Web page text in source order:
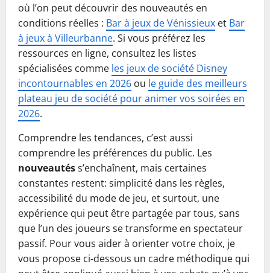
où l’on peut découvrir des nouveautés en
conditions réelles : Bar à jeux de Vénissieux et Bar
à jeux à Villeurbanne. Si vous préférez les
ressources en ligne, consultez les listes
spécialisées comme les jeux de société Disney
incontournables en 2026 ou le guide des meilleurs
plateau jeu de société pour animer vos soirées en
2026.
Comprendre les tendances, c’est aussi
comprendre les préférences du public. Les
nouveautéss’enchaînent, mais certaines
constantes restent: simplicité dans les règles,
accessibilité du mode de jeu, et surtout, une
expérience qui peut être partagée par tous, sans
que l’un des joueurs se transforme en spectateur
passif. Pour vous aider à orienter votre choix, je
vous propose ci-dessous un cadre méthodique qui